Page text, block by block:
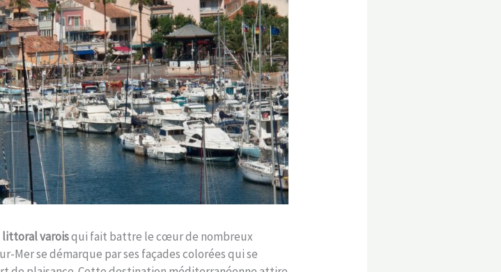
littoral varoisqui fait battre le cœur de nombreux
Mer se démarque par ses façades colorées qui se